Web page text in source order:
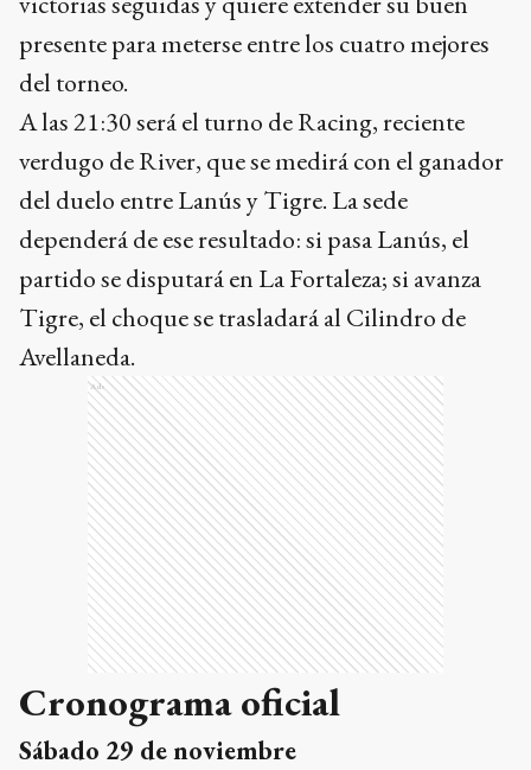
presente para meterse entre los cuatro mejores
del torneo.
A las 21:30 será el turno de Racing, reciente
verdugo de River, que se medirá con el ganador
del duelo entre Lanús y Tigre. La sede
dependerá de ese resultado: si pasa Lanús, el
partido se disputará en La Fortaleza; si avanza
Tigre, el choque se trasladará al Cilindro de
Avellaneda.
Ads
Cronograma oficial
Sábado 29 de noviembre